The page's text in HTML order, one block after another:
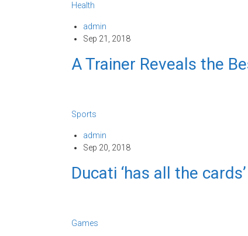
Health
admin
Sep 21, 2018
A Trainer Reveals the
Sports
admin
Sep 20, 2018
Ducati ‘has all the
Games